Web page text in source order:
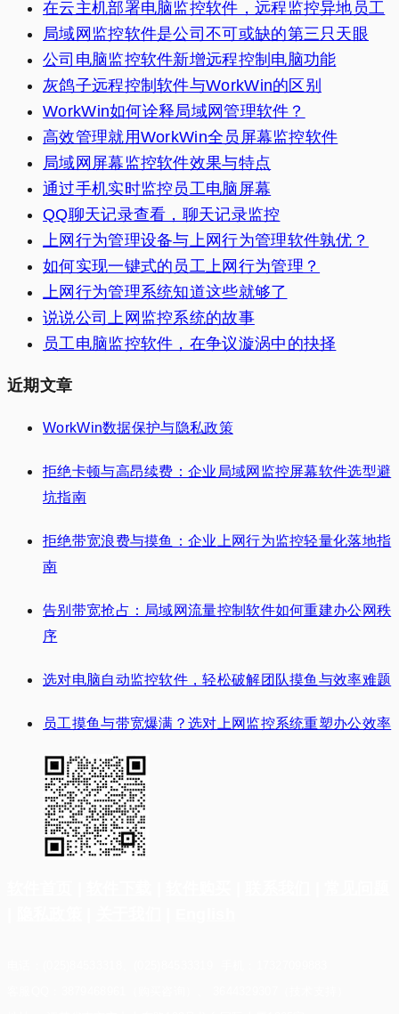
在云主机部署电脑监控软件，远程监控异地员工
局域网监控软件是公司不可或缺的第三只天眼
公司电脑监控软件新增远程控制电脑功能
灰鸽子远程控制软件与WorkWin的区别
WorkWin如何诠释局域网管理软件？
高效管理就用WorkWin全员屏幕监控软件
局域网屏幕监控软件效果与特点
通过手机实时监控员工电脑屏幕
QQ聊天记录查看，聊天记录监控
上网行为管理设备与上网行为管理软件孰优？
如何实现一键式的员工上网行为管理？
上网行为管理系统知道这些就够了
说说公司上网监控系统的故事
员工电脑监控软件，在争议漩涡中的抉择
近期文章
WorkWin数据保护与隐私政策
拒绝卡顿与高昂续费：企业局域网监控屏幕软件选型避
坑指南
拒绝带宽浪费与摸鱼：企业上网行为监控轻量化落地指
南
告别带宽抢占：局域网流量控制软件如何重建办公网秩
序
选对电脑自动监控软件，轻松破解团队摸鱼与效率难题
员工摸鱼与带宽爆满？选对上网监控系统重塑办公效率